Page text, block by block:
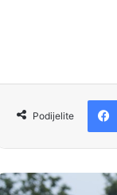
Podijelite